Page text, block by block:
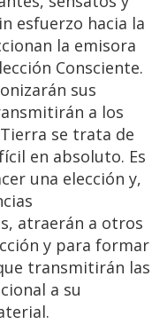
esfuerzo hacia la
la emisora
Consciente.
sus
a los
se trata de
en absoluto. Es
una elección y,
atraerán a otros
y para formar
transmitirán las
a su